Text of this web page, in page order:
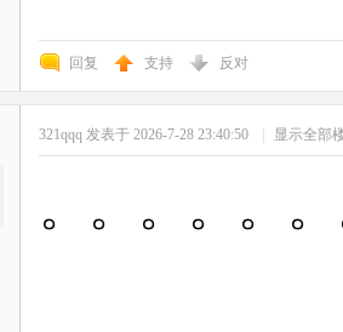
回复 支持 反对
321qqq 发表于 2026-7-28 23:40:50 | 显示全部
。。。。。